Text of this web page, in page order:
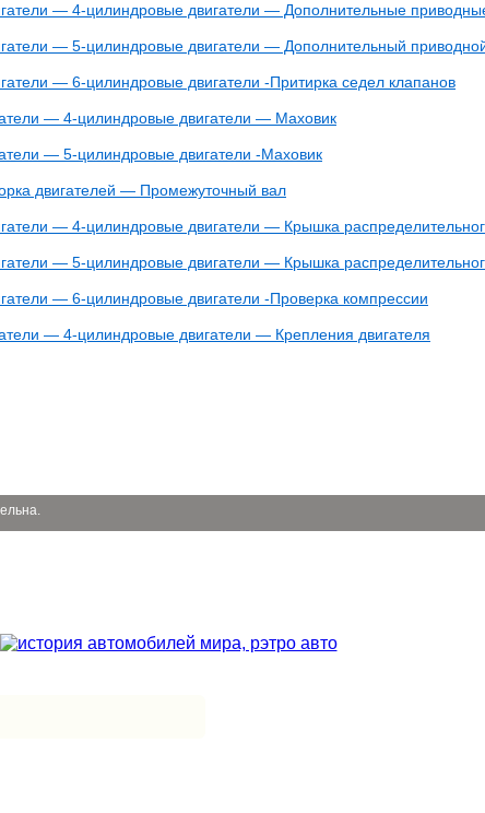
— 4-цилиндровые двигатели — Дополнительные
— 5-цилиндровые двигатели — Дополнительный
— 6-цилиндровые двигатели -Притирка седел клапанов
— 4-цилиндровые двигатели — Маховик
— 5-цилиндровые двигатели -Маховик
двигателей — Промежуточный вал
— 4-цилиндровые двигатели — Крышка
— 5-цилиндровые двигатели — Крышка
— 6-цилиндровые двигатели -Проверка компрессии
— 4-цилиндровые двигатели — Крепления двигателя